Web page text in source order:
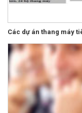
Các dự án thang máy